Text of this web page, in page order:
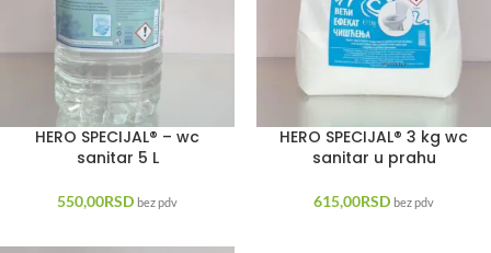
HERO SPECIJAL® – wc
sanitar 5 L
550,00RSD bez pdv
HERO SPECIJAL® 3 kg wc
sanitar u prahu
615,00RSD bez pdv